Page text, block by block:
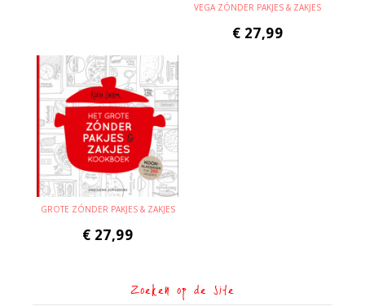
VEGA ZÓNDER PAKJES & ZAKJES
€ 27,99
GROTE ZÓNDER PAKJES & ZAKJES
€ 27,99
Zoeken op de site